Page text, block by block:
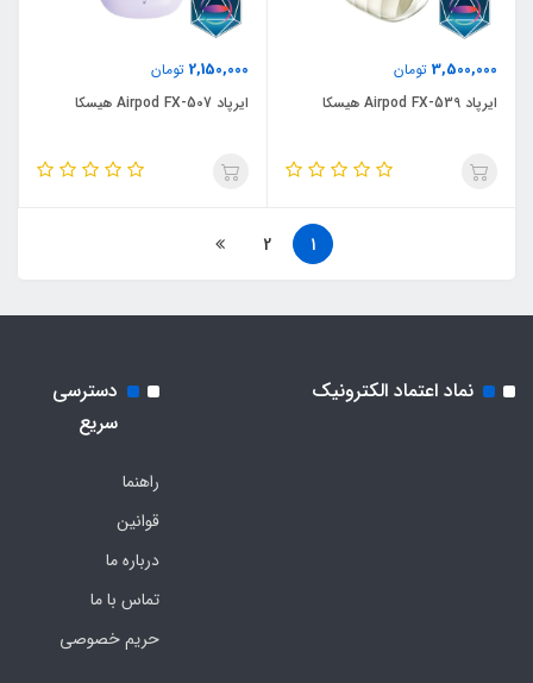
3,500,000 تومان
ایرپاد Airpod FX-539 هیسکا
2,150,000 تومان
ایرپاد Airpod FX-507 هیسکا
1
2
نماد اعتماد الکترونیک
دسترسی
سریع
راهنما
قوانین
درباره ما
تماس با ما
حریم خصوصی